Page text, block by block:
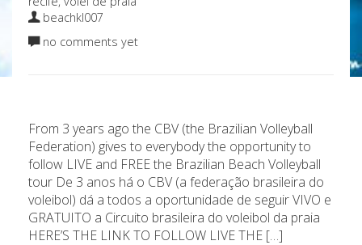
beachkl007
no comments yet
From 3 years ago the CBV (the Brazilian Volleyball
Federation) gives to everybody the opportunity to
follow LIVE and FREE the Brazilian Beach Volleyball
tour De 3 anos há o CBV (a federação brasileira do
voleibol) dá a todos a oportunidade de seguir VIVO e
GRATUITO a Circuito brasileira do voleibol da praia
HERE’S THE LINK TO FOLLOW LIVE THE […]